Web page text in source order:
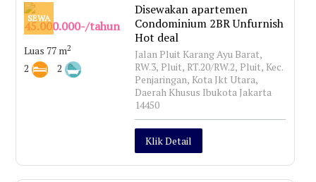
SEWA
45.000.000-/tahun
Luas 77 m2
2 2
Disewakan apartemen
Condominium 2BR Unfurnish
Hot deal
Jalan Pluit Karang Ayu Barat,
RW.3, Pluit, RT.20/RW.2, Pluit, Kec.
Penjaringan, Kota Jkt Utara,
Daerah Khusus Ibukota Jakarta
14450
Klik Detail